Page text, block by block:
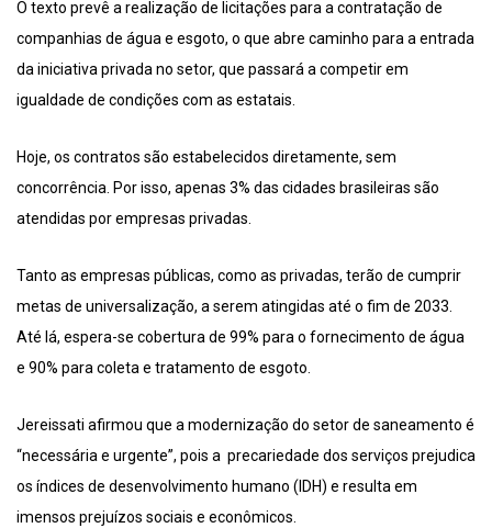
O texto prevê a realização de licitações para a contratação de
companhias de água e esgoto, o que abre caminho para a entrada
da iniciativa privada no setor, que passará a competir em
igualdade de condições com as estatais.
Hoje, os contratos são estabelecidos diretamente, sem
concorrência. Por isso, apenas 3% das cidades brasileiras são
atendidas por empresas privadas.
Tanto as empresas públicas, como as privadas, terão de cumprir
metas de universalização, a serem atingidas até o fim de 2033.
Até lá, espera-se cobertura de 99% para o fornecimento de água
e 90% para coleta e tratamento de esgoto.
Jereissati afirmou que a modernização do setor de saneamento é
“necessária e urgente”, pois a precariedade dos serviços prejudica
os índices de desenvolvimento humano (IDH) e resulta em
imensos prejuízos sociais e econômicos.